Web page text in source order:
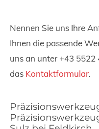
Nennen Sie uns Ihre
Ihnen die passende
uns an unter +43 5522
das Kontaktformular.